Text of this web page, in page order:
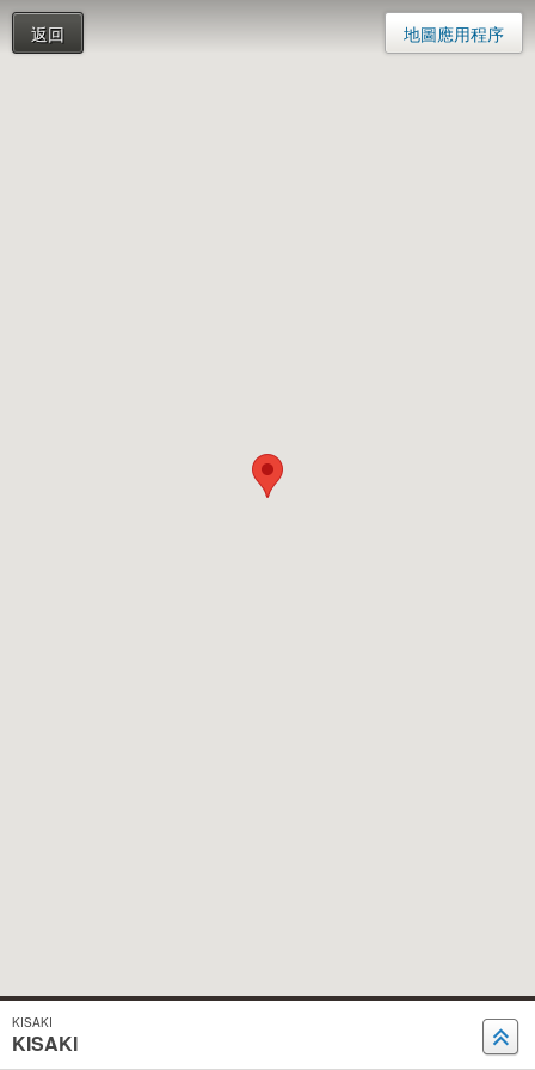
返回 地圖應用程序
KISAKI
KISAKI